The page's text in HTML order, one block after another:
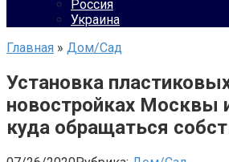
Россия
Украина
Главная » Дом/Сад
Установка
новостройках Москвы
куда обращаться